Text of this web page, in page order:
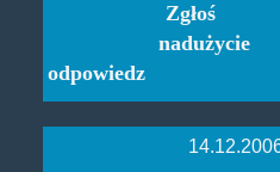
odpowiedz
Zgłoś
nadużycie